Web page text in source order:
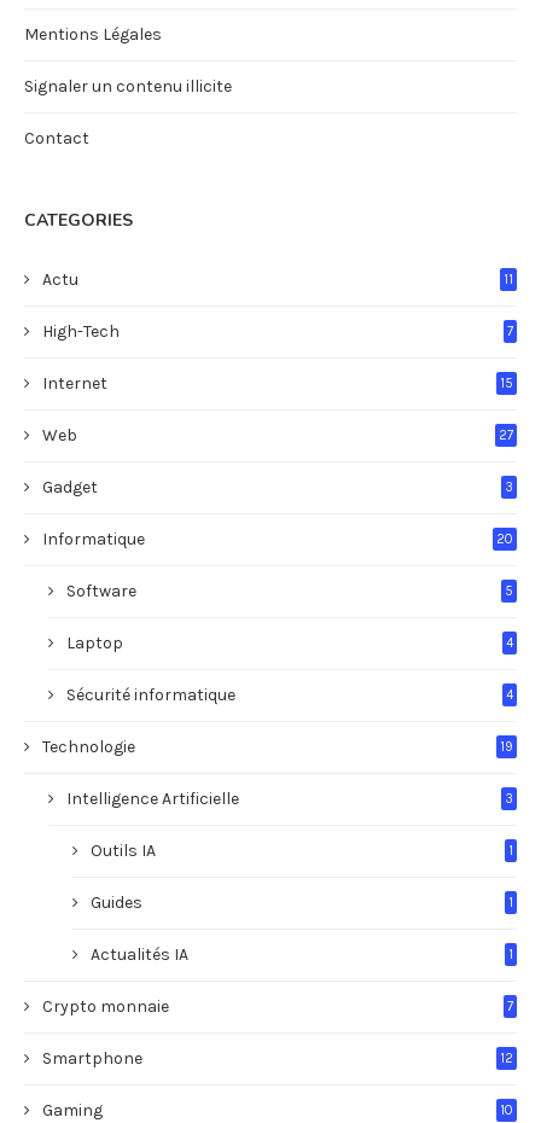
Mentions Légales
Signaler un contenu illicite
Contact
CATEGORIES
Actu 11
High-Tech 7
Internet 15
Web 27
Gadget 3
Informatique 20
Software 5
Laptop 4
Sécurité informatique 4
Technologie 19
Intelligence Artificielle 3
Outils IA 1
Guides 1
Actualités IA 1
Crypto monnaie 7
Smartphone 12
Gaming 10